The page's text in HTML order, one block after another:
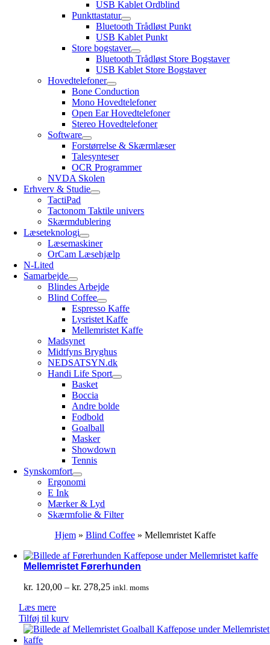
USB Kablet Ordblind
Punkttastatur
Bluetooth Trådløst Punkt
USB Kablet Punkt
Store bogstaver
Bluetooth Trådløst Store Bogstaver
USB Kablet Store Bogstaver
Hovedtelefoner
Bone Conduction
Mono Hovedtelefoner
Open Ear Hovedtelefoner
Stereo Hovedtelefoner
Software
Forstørrelse & Skærmlæser
Talesynteser
OCR Programmer
NVDA Skolen
Erhverv & Studie
TactiPad
Tactonom Taktile univers
Skærmdublering
Læseteknologi
Læsemaskiner
OrCam Læsehjælp
N-Lited
Samarbejde
Blindes Arbejde
Blind Coffee
Espresso Kaffe
Lysristet Kaffe
Mellemristet Kaffe
Madsynet
Midtfyns Bryghus
NEDSATSYN.dk
Handi Life Sport
Basket
Boccia
Andre bolde
Fodbold
Goalball
Masker
Showdown
Tennis
Synskomfort
Ergonomi
E Ink
Mærker & Lyd
Skærmfolie & Filter
Hjem» Blind Coffee» Mellemristet Kaffe
Mellemristet Førerhunden
kr. 120,00 – kr. 278,25Prisinterval:
inkl. moms
Læs mere
Tilføj til kurv